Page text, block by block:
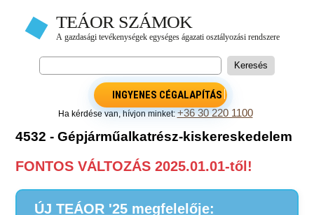
INGYENES CÉGALAPÍTÁS
Ha kérdése van, hívjon minket: +36 30 220 1100
4532 - Gépjárműalkatrész-kiskereskedelem
FONTOS VÁLTOZÁS 2025.01.01-től!
ÚJ TEÁOR '25 megfelelője: